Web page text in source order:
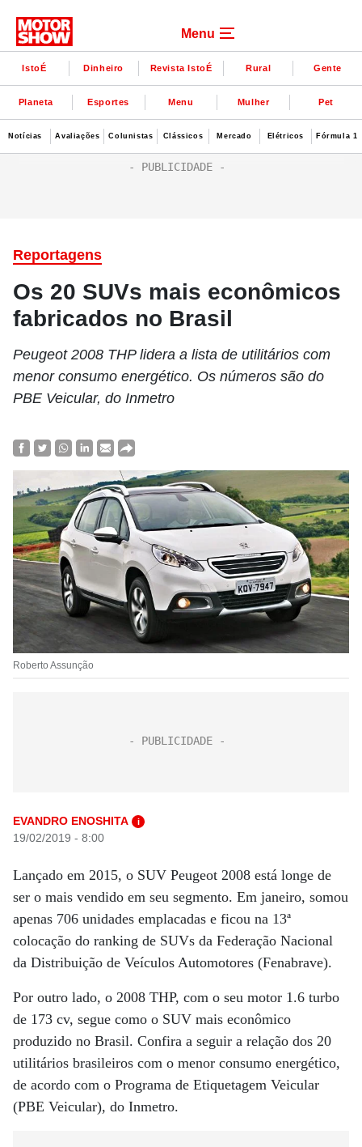
Menu
IstoÉ Dinheiro Revista IstoÉ Rural Gente
Planeta Esportes Menu Mulher Pet
Notícias Avaliações Colunistas Clássicos Mercado Elétricos Fórmula 1
Reportagens
Os 20 SUVs mais econômicos
fabricados no Brasil
Peugeot 2008 THP lidera a lista de utilitários com
menor consumo energético. Os números são do
PBE Veicular, do Inmetro
Roberto Assunção
EVANDRO ENOSHITA i
19/02/2019 - 8:00
Lançado em 2015, o SUV Peugeot 2008 está longe de
ser o mais vendido em seu segmento. Em janeiro, somou
apenas 706 unidades emplacadas e ficou na 13ª
colocação do ranking de SUVs da Federação Nacional
da Distribuição de Veículos Automotores (Fenabrave).
Por outro lado, o 2008 THP, com o seu motor 1.6 turbo
de 173 cv, segue como o SUV mais econômico
produzido no Brasil. Confira a seguir a relação dos 20
utilitários brasileiros com o menor consumo energético,
de acordo com o Programa de Etiquetagem Veicular
(PBE Veicular), do Inmetro.